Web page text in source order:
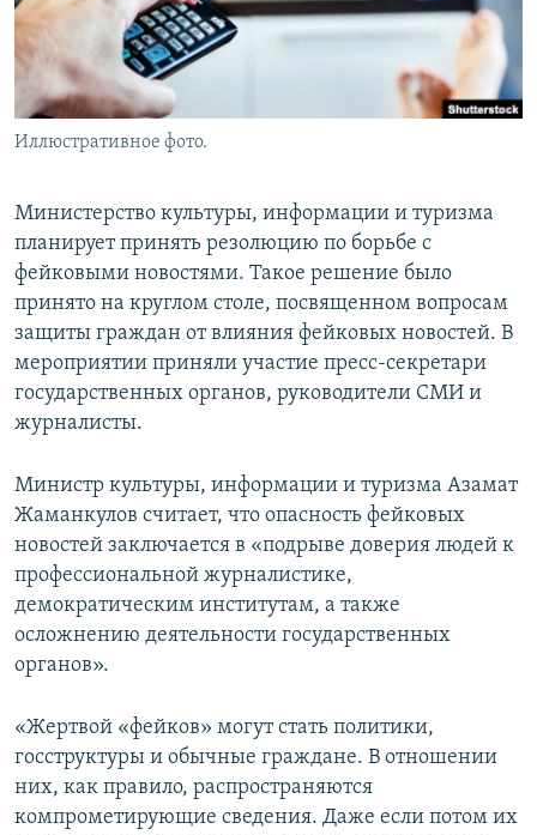
Иллюстративное фото.
Министерство культуры, информации и туризма
планирует принять резолюцию по борьбе с
фейковыми новостями. Такое решение было
принято на круглом столе, посвященном вопросам
защиты граждан от влияния фейковых новостей. В
мероприятии приняли участие пресс-секретари
государственных органов, руководители СМИ и
журналисты.
Министр культуры, информации и туризма Азамат
Жаманкулов считает, что опасность фейковых
новостей заключается в «подрыве доверия людей к
профессиональной журналистике,
демократическим институтам, а также
осложнению деятельности государственных
органов».
«Жертвой «фейков» могут стать политики,
госструктуры и обычные граждане. В отношении
них, как правило, распространяются
компрометирующие сведения. Даже если потом их